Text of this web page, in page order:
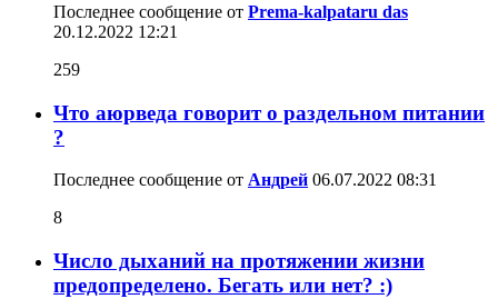
Последнее сообщение от Prema-kalpataru das
20.12.2022 12:21
259
Что аюрведа говорит о раздельном питании
?
Последнее сообщение от Aндрей 06.07.2022 08:31
8
Число дыханий на протяжении жизни
предопределено. Бегать или нет? :)